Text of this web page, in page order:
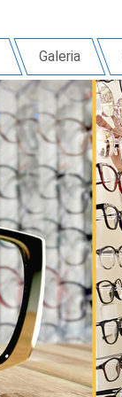
Galeria